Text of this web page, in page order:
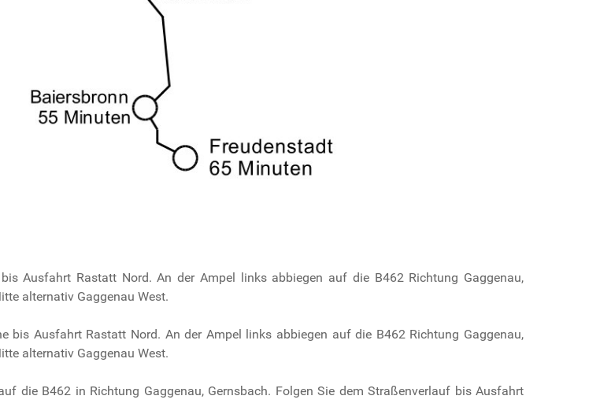
Ausfahrt Rastatt Nord. An der Ampel links abbiegen auf die B462 Richtung Gaggenau,
alternativ Gaggenau West.
bis Ausfahrt Rastatt Nord. An der Ampel links abbiegen auf die B462 Richtung Gaggenau,
alternativ Gaggenau West.
die B462 in Richtung Gaggenau, Gernsbach. Folgen Sie dem Straßenverlauf bis Ausfahrt